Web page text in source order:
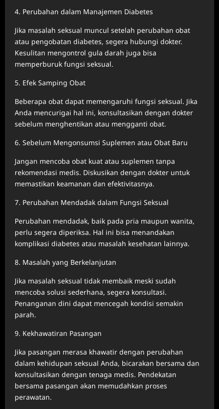
4. Perubahan dalam Manajemen Diabetes
Jika masalah seksual muncul setelah perubahan obat
atau pengobatan diabetes, segera hubungi dokter.
Kesulitan mengontrol gula darah juga bisa
memperburuk fungsi seksual.
5. Efek Samping Obat
Beberapa obat dapat memengaruhi fungsi seksual. Jika
Anda mencurigai hal ini, konsultasikan dengan dokter
sebelum menghentikan atau mengganti obat.
6. Sebelum Mengonsumsi Suplemen atau Obat Baru
Jangan mencoba obat kuat atau suplemen tanpa
rekomendasi medis. Diskusikan dengan dokter untuk
memastikan keamanan dan efektivitasnya.
7. Perubahan Mendadak dalam Fungsi Seksual
Perubahan mendadak, baik pada pria maupun wanita,
perlu segera diperiksa. Hal ini bisa menandakan
komplikasi diabetes atau masalah kesehatan lainnya.
8. Masalah yang Berkelanjutan
Jika masalah seksual tidak membaik meski sudah
mencoba solusi sederhana, segera konsultasi.
Penanganan dini dapat mencegah kondisi semakin
parah.
9. Kekhawatiran Pasangan
Jika pasangan merasa khawatir dengan perubahan
dalam kehidupan seksual Anda, bicarakan bersama dan
konsultasikan dengan tenaga medis. Pendekatan
bersama pasangan akan memudahkan proses
perawatan.